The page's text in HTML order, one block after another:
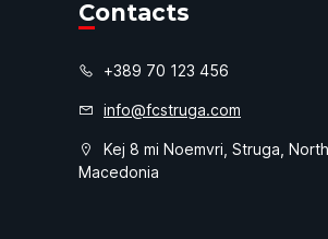
Contacts
+389 70 123 456
info@fcstruga.com
Kej 8 mi Noemvri, Struga, North
Macedonia